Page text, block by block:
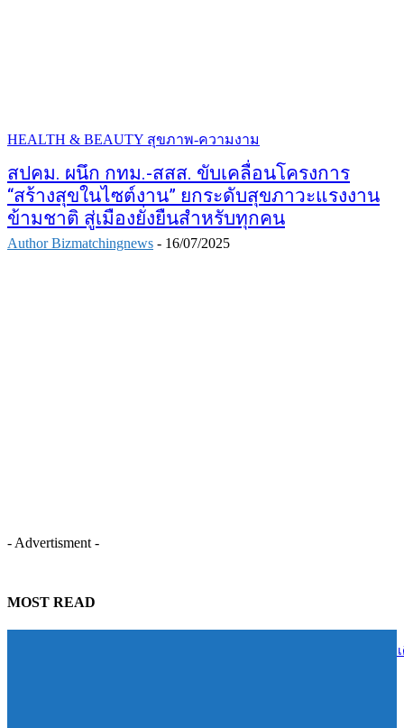
HEALTH & BEAUTY สุขภาพ-ความงาม
สปคม. ผนึก กทม.-สสส. ขับเคลื่อนโครงการ
“สร้างสุขในไซต์งาน” ยกระดับสุขภาวะแรงงาน
ข้ามชาติ สู่เมืองยั่งยืนสำหรับทุกคน
Author Bizmatchingnews - 16/07/2025
- Advertisment -
MOST READ
ธ.ก.ส. จัดกิจกรรมบริจาคโลหิต “ครบรอบ 60 ปี 1 ล้านซีซี 1 ล้านบาท”